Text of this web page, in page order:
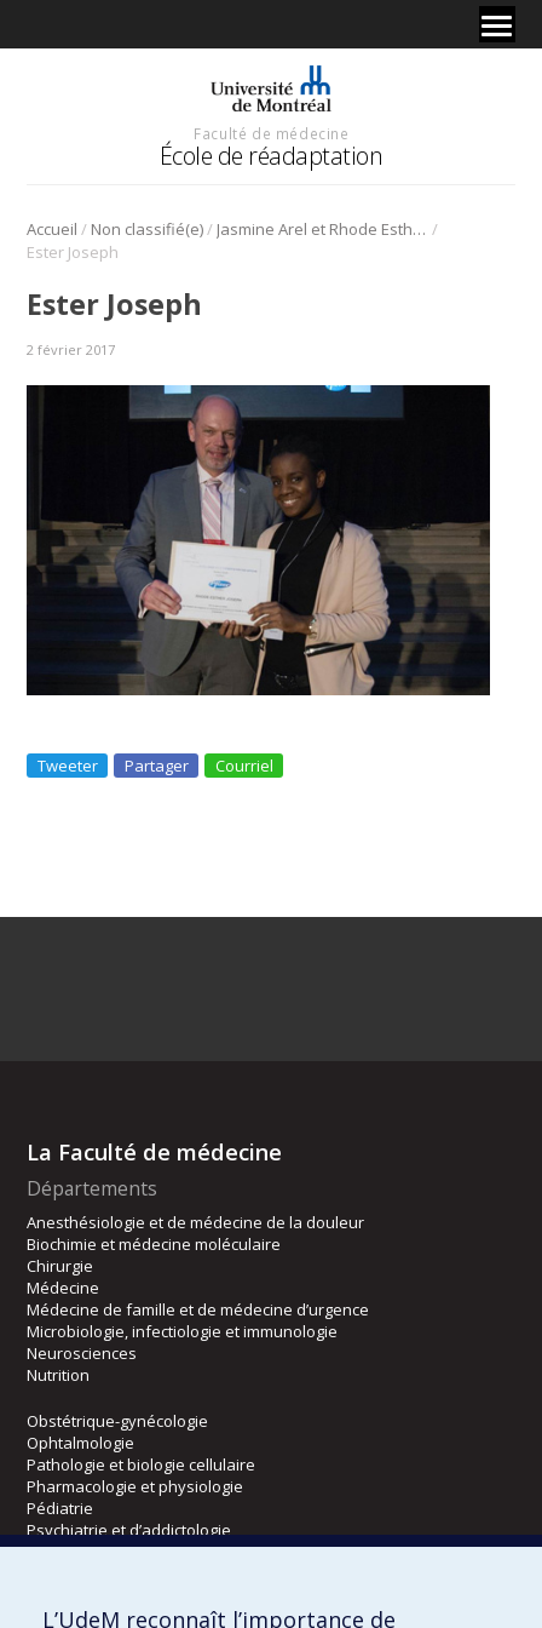
Faculté de médecine
École de réadaptation
Accueil / Non classifié(e)/ Jasmine Arel et Rhode Esther Joseph des programmes de physiothérapie et d’ergothérapie se distinguent au 50ième congrès COPSE /
Ester Joseph
Ester Joseph
2 février 2017
Tweeter Partager Courriel
La Faculté de médecine
Départements
Anesthésiologie et de médecine de la douleur
Biochimie et médecine moléculaire
Chirurgie
Médecine
Médecine de famille et de médecine d’urgence
Microbiologie, infectiologie et immunologie
Neurosciences
Nutrition
Obstétrique-gynécologie
Ophtalmologie
Pathologie et biologie cellulaire
Pharmacologie et physiologie
Pédiatrie
Psychiatrie et d’addictologie
Radiologie, radio-oncologie et médecine nucléaire
L’UdeM reconnaît l’importance de